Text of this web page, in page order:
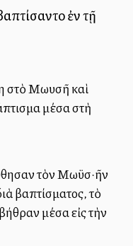
ἐν τῇ
στὸ Μωυσῆ καὶ
μέσα στὴ
τὸν Μωϋσ·ῆν
βαπτίσματος, τὸ
μέσα εἰς τὴν